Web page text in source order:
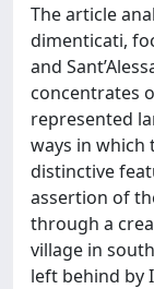
The article
dimenticati,
and
concentrates
represented
ways in which
distinctive
assertion of
through a
village in
left behind by